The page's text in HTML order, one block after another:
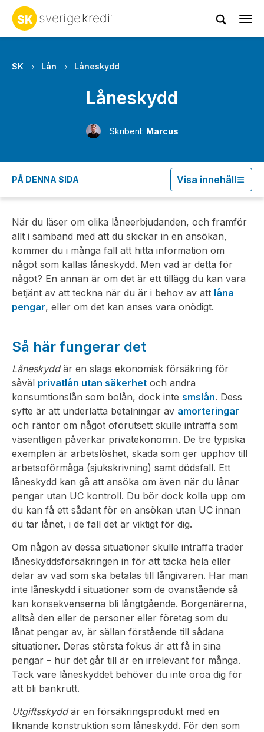
SK Lån Låneskydd
Låneskydd
Skribent: Marcus
PÅ DENNA SIDA Visa innehåll
När du läser om olika låneerbjudanden, och framför
allt i samband med att du skickar in en ansökan,
kommer du i många fall att hitta information om
något som kallas låneskydd. Men vad är detta för
något? En annan är om det är ett tillägg du kan vara
betjänt av att teckna när du är i behov av att låna
pengar, eller om det kan anses vara onödigt.
Så här fungerar det
Låneskyddär en slags ekonomisk försäkring för
såväl privatlån utan säkerhet och andra
konsumtionslån som bolån, dock inte smslån. Dess
syfte är att underlätta betalningar av amorteringar
och räntor om något oförutsett skulle inträffa som
väsentligen påverkar privatekonomin. De tre typiska
exemplen är arbetslöshet, skada som ger upphov till
arbetsoförmåga (sjukskrivning) samt dödsfall. Ett
låneskydd kan gå att ansöka om även när du lånar
pengar utan UC kontroll. Du bör dock kolla upp om
du kan få ett sådant för en ansökan utan UC innan
du tar lånet, i de fall det är viktigt för dig.
Om någon av dessa situationer skulle inträffa träder
låneskyddsförsäkringen in för att täcka hela eller
delar av vad som ska betalas till långivaren. Har man
inte låneskydd i situationer som de ovanstående så
kan konsekvenserna bli långtgående. Borgenärerna,
alltså den eller de personer eller företag som du
lånat pengar av, är sällan förstående till sådana
situationer. Deras största fokus är att få in sina
pengar – hur det går till är en irrelevant för många.
Tack vare låneskyddet behöver du inte oroa dig för
att bli bankrutt.
Utgiftsskyddär en försäkringsprodukt med en
liknande konstruktion som låneskydd. För den som